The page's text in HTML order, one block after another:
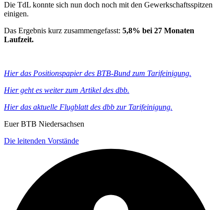
Die TdL konnte sich nun doch noch mit den Gewerk­schafts­spitzen
einigen.
Das Ergebnis kurz zusam­men­ge­fasst: 5,8% bei 27 Monaten
Laufzeit.
Hier das Posi­ti­ons­pa­pier des BTB-Bund zum Tarifeinigung.
Hier geht es weiter zum Artikel des dbb.
Hier das aktu­elle Flug­blatt des dbb zur Tarifeinigung.
Euer BTB Niedersachsen
Die leitenden Vorstände